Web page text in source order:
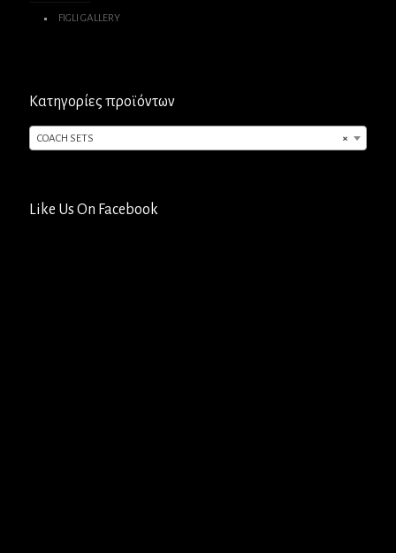
FIGLI GALLERY
Κατηγορίες προϊόντων
×
COACH SETS
Like Us On Facebook